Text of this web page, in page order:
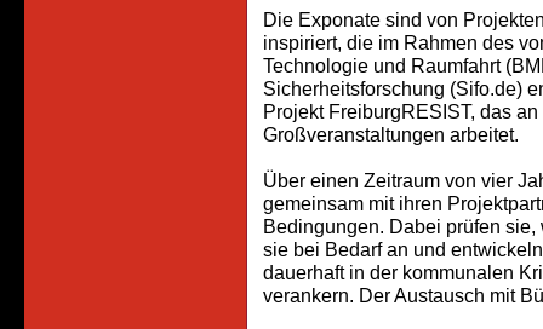
Die Exponate sind von
inspiriert, die im Rahmen des
Technologie und Raumfahrt
Sicherheitsforschung (Sifo.de)
Projekt FreiburgRESIST, das
Großveranstaltungen arbeitet.
Über einen Zeitraum von vier
gemeinsam mit ihren
Bedingungen. Dabei prüfen
sie bei Bedarf an und
dauerhaft in der kommunalen
verankern. Der Austausch mit